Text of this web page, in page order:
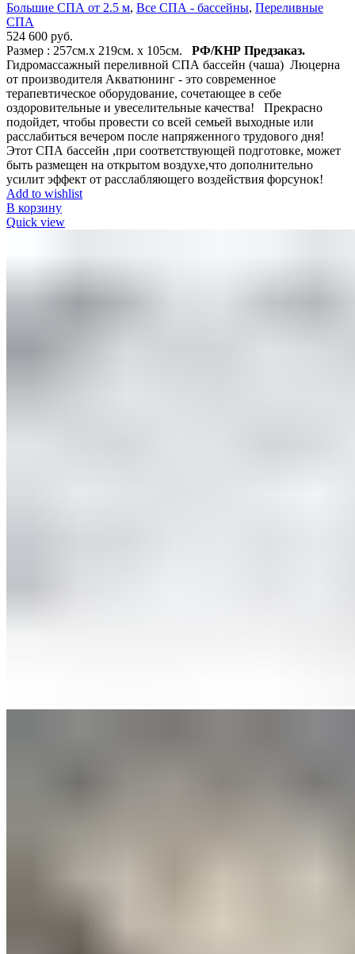
Большие СПА от 2.5 м, Все СПА - бассейны, Переливные
СПА
524 600 руб.
Размер : 257см.х 219см. х 105см. РФ/КНР Предзаказ.
Гидромассажный переливной СПА бассейн (чаша) Люцерна
от производителя Акватюнинг - это современное
терапевтическое оборудование, сочетающее в себе
оздоровительные и увеселительные качества! Прекрасно
подойдет, чтобы провести со всей семьей выходные или
расслабиться вечером после напряженного трудового дня!
Этот СПА бассейн ,при соответствующей подготовке, может
быть размещен на открытом воздухе,что дополнительно
усилит эффект от расслабляющего воздействия форсунок!
Add to wishlist
В корзину
Quick view